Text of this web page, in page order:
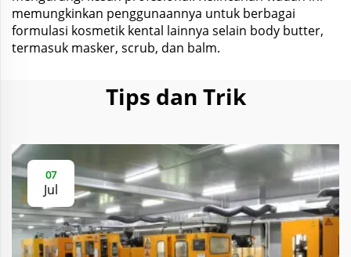
memungkinkan penggunaannya untuk berbagai
formulasi kosmetik kental lainnya selain body butter,
termasuk masker, scrub, dan balm.
Tips dan Trik
07
Jul